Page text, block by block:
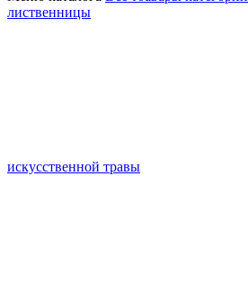
лиственницы
искусственной травы